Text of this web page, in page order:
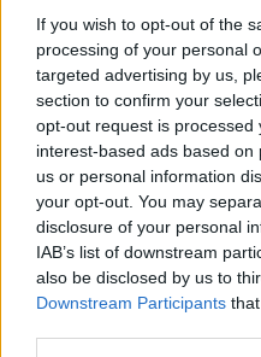
If you wish to opt-out of the
processing of your personal
targeted advertising by us,
section to confirm your
opt-out request is processed
interest-based ads based
us or personal information
your opt-out. You may
disclosure of your personal
IAB’s list of downstream
also be disclosed by us to
Downstream Participants